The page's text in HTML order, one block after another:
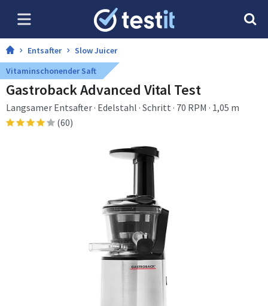
Entsafter
Slow Juicer
Vitaminschonender Saft
Gastroback Advanced Vital Test
Langsamer Entsafter · Edelstahl · Schritt · 70 RPM · 1,05 m
(60)